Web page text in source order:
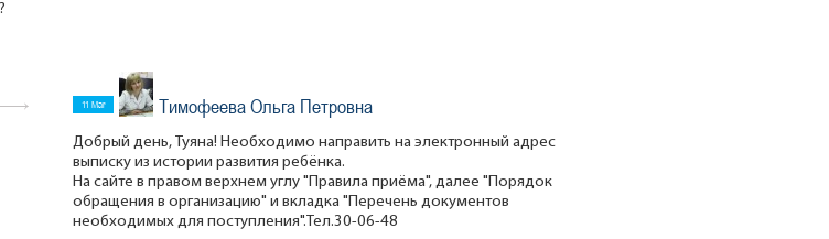
11 Mar Тимофеева Ольга Петровна
Добрый день, Туяна! Необходимо направить на электронный адрес
выписку из истории развития ребёнка.
На сайте в правом верхнем углу "Правила приёма", далее "Порядок
обращения в организацию" и вкладка "Перечень документов
необходимых для поступления".Тел.30-06-48